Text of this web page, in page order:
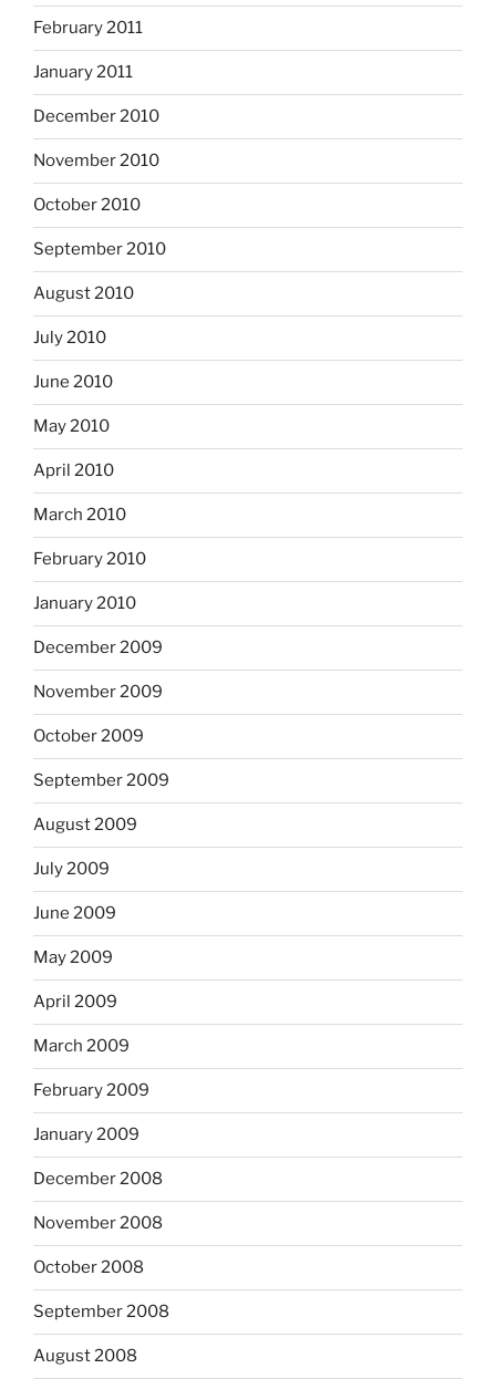
February 2011
January 2011
December 2010
November 2010
October 2010
September 2010
August 2010
July 2010
June 2010
May 2010
April 2010
March 2010
February 2010
January 2010
December 2009
November 2009
October 2009
September 2009
August 2009
July 2009
June 2009
May 2009
April 2009
March 2009
February 2009
January 2009
December 2008
November 2008
October 2008
September 2008
August 2008